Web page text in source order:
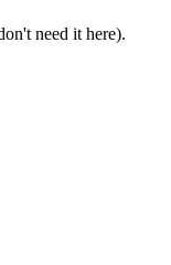
need it here).